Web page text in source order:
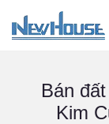
Bán
Kim